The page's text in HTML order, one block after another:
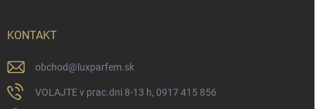
KONTAKT
obchod@ luxparfem.sk
VOLAJTE v prac.dni 8-13 h, 0917 415 856